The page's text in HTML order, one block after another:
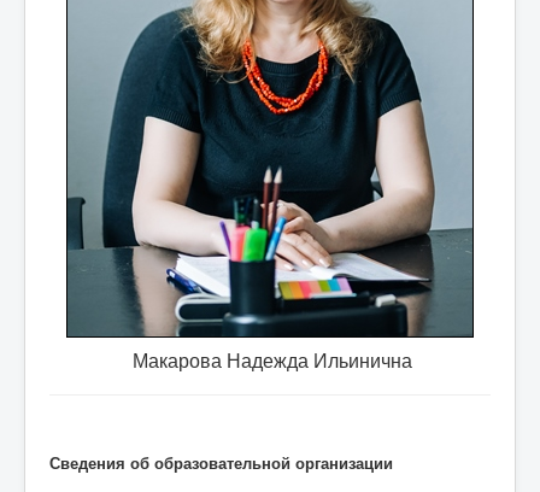
ПРИЕМ В 1 КЛАСС
специалист по охране труда, учитель
Макарова Надежда Ильинична
Сведения об образовательной организации